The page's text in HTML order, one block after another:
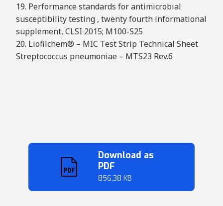
19. Performance standards for antimicrobial
susceptibility testing , twenty fourth informational
supplement, CLSI 2015; M100-S25
20. Liofilchem® – MIC Test Strip Technical Sheet
Streptococcus pneumoniae – MTS23 Rev.6
Download as
PDF
856,38 KB